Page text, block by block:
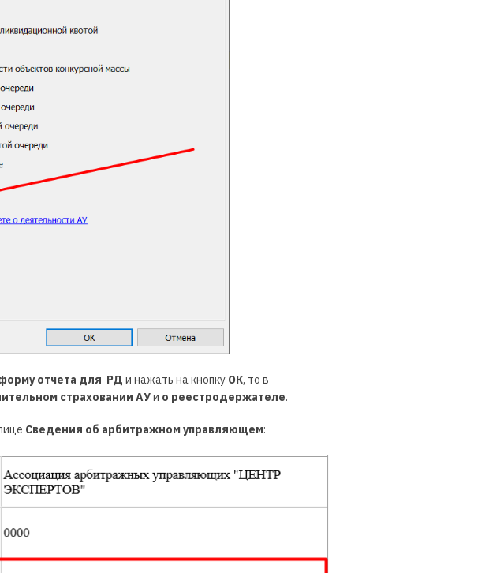
отчета для РД и нажать на кнопку ОК, то в
страховании АУи о реестродержателе.
Сведения об арбитражном управляющем: